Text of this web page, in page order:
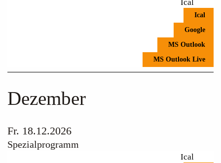
Ical
Ical
Google
MS Outlook
MS Outlook Live
Dezember
Fr. 18.12.2026
Spezialprogramm
Ical